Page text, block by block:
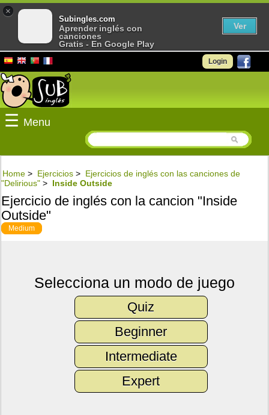
Login
☰ Menu
Home > Ejercicios > Ejercicios de inglés con las canciones de
"Delirious" > Inside Outside
Ejercicio de inglés con la cancion "Inside
Outside"
Medium
Selecciona un modo de juego
Quiz
Beginner
Intermediate
Expert
×
Subingles.com
Aprender inglés con
canciones
Gratis - En Google Play
Ver